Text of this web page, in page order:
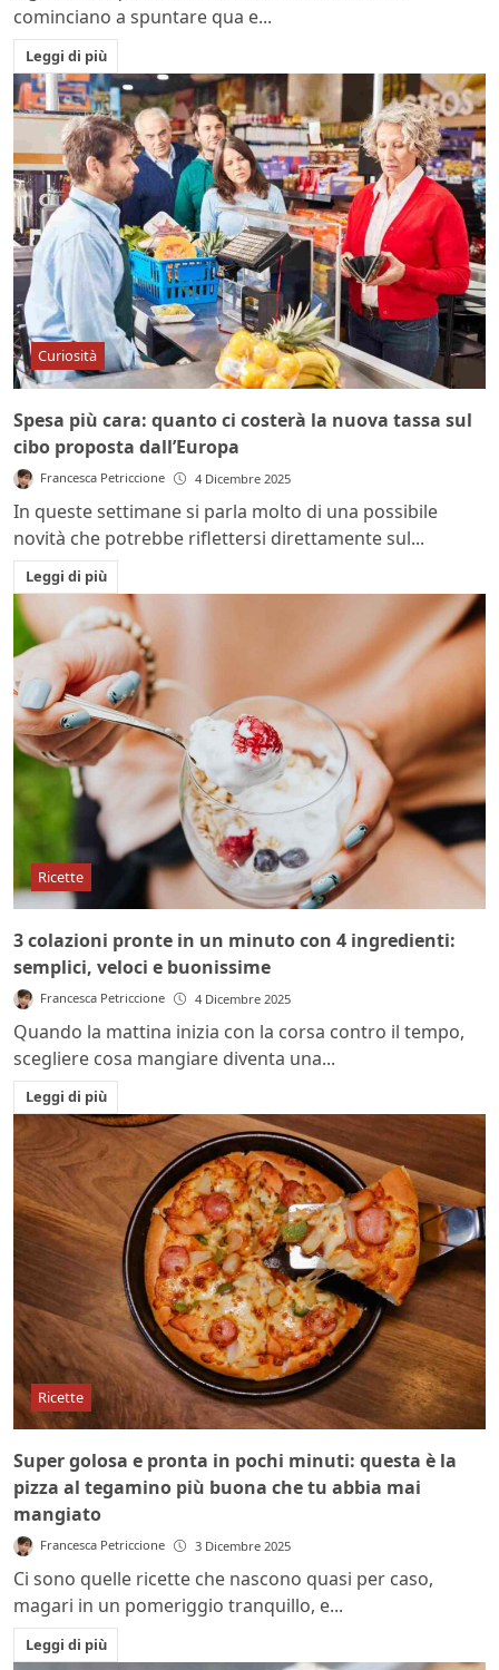
cominciano a spuntare qua e...
Leggi di più
Curiosità
Spesa più cara: quanto ci costerà la nuova tassa sul
cibo proposta dall’Europa
Francesca Petriccione 4 Dicembre 2025
In queste settimane si parla molto di una possibile
novità che potrebbe riflettersi direttamente sul...
Leggi di più
Ricette
3 colazioni pronte in un minuto con 4 ingredienti:
semplici, veloci e buonissime
Francesca Petriccione 4 Dicembre 2025
Quando la mattina inizia con la corsa contro il tempo,
scegliere cosa mangiare diventa una...
Leggi di più
Ricette
Super golosa e pronta in pochi minuti: questa è la
pizza al tegamino più buona che tu abbia mai
mangiato
Francesca Petriccione 3 Dicembre 2025
Ci sono quelle ricette che nascono quasi per caso,
magari in un pomeriggio tranquillo, e...
Leggi di più